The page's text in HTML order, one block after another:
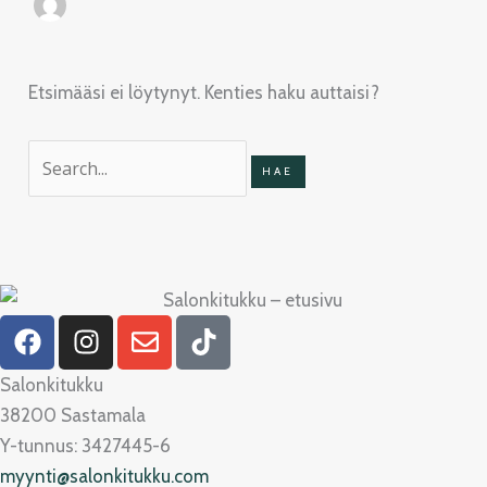
Etsimääsi ei löytynyt. Kenties haku auttaisi?
F
a
c
e
b
o
I
n
s
t
a
g
E
n
e
l
o
T
i
Salonkitukku
38200 Sastamala
Y-tunnus: 3427445-6
myynti@salonkitukku.com